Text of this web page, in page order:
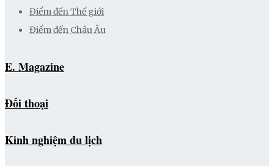
Điểm đến Thế giới
Điểm đến Châu Âu
E. Magazine
Đối thoại
Kinh nghiệm du lịch